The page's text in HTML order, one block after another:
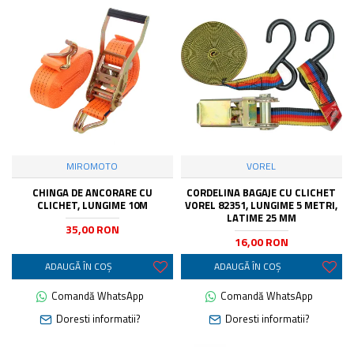
MIROMOTO
CHINGA DE ANCORARE CU
CLICHET, LUNGIME 10M
35,00 RON
ADAUGĂ ÎN COŞ
Comandă WhatsApp
Doresti informatii?
VOREL
CORDELINA BAGAJE CU CLICHET
VOREL 82351, LUNGIME 5 METRI,
LATIME 25 MM
16,00 RON
ADAUGĂ ÎN COŞ
Comandă WhatsApp
Doresti informatii?